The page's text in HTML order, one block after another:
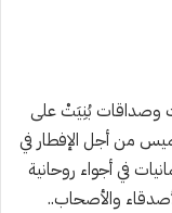
وصداقات بُنِيَتْ على
من أجل الإفطار في
في أجواء روحانية
والأصحاب..